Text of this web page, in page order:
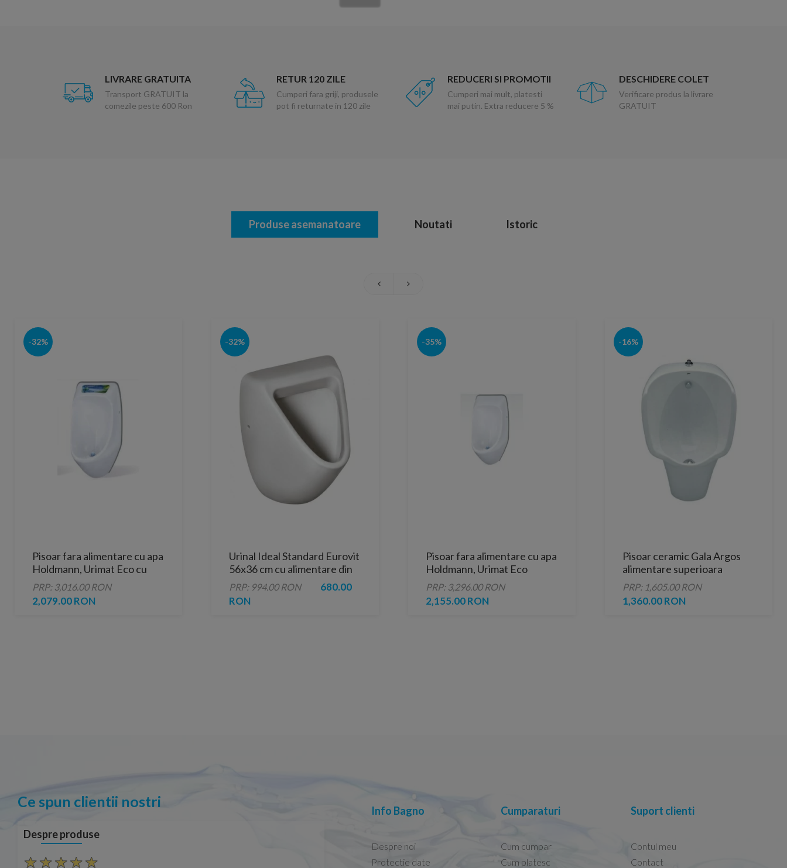
LIVRARE GRATUITA
Transport GRATUIT la
comezile peste 600 Ron
RETUR 120 ZILE
Cumperi fara griji, produsele
pot fi returnate in 120 zile
REDUCERI SI PROMOTII
Cumperi mai mult, platesti
mai putin. Extra reducere 5 %
DESCHIDERE COLET
Verificare produs la livrare
GRATUIT
Produse asemanatoare Noutati Istoric
-32%
Pisoar fara alimentare cu apa
Holdmann, Urimat Eco cu
display pasiv
PRP: 3,016.00 RON
2,079.00 RON
-32%
Urinal Ideal Standard Eurovit
56x36 cm cu alimentare din
spate
PRP: 994.00 RON
680.00
RON
-35%
Pisoar fara alimentare cu apa
Holdmann, Urimat Eco
PRP: 3,296.00 RON
2,155.00 RON
-16%
Pisoar ceramic Gala Argos
alimentare superioara
PRP: 1,605.00 RON
1,360.00 RON
Ce spun clientii nostri
Despre produse
Info Bagno
Despre noi
Protectie date
Cumparaturi
Cum cumpar
Cum platesc
Suport clienti
Contul meu
Contact